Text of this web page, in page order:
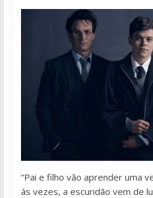
“Pai e filho vão aprender uma
às vezes, a escuridão vem de